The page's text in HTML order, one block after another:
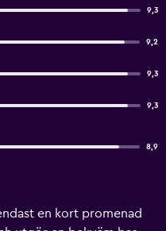
9,3
9,2
9,3
9,3
8,9
en kort promenad